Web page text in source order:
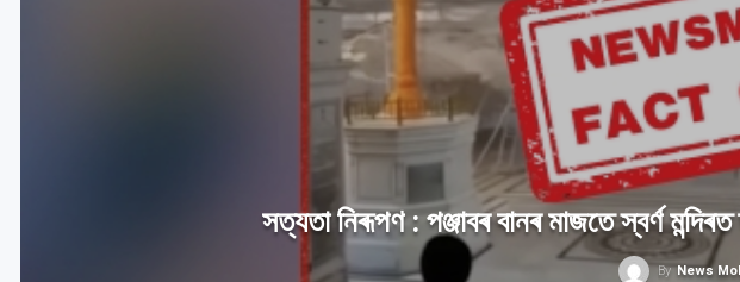
সত্যতা নিৰূপণ : পঞ্জাবৰ বানৰ মাজতে স্বৰ্ণ
ByNews